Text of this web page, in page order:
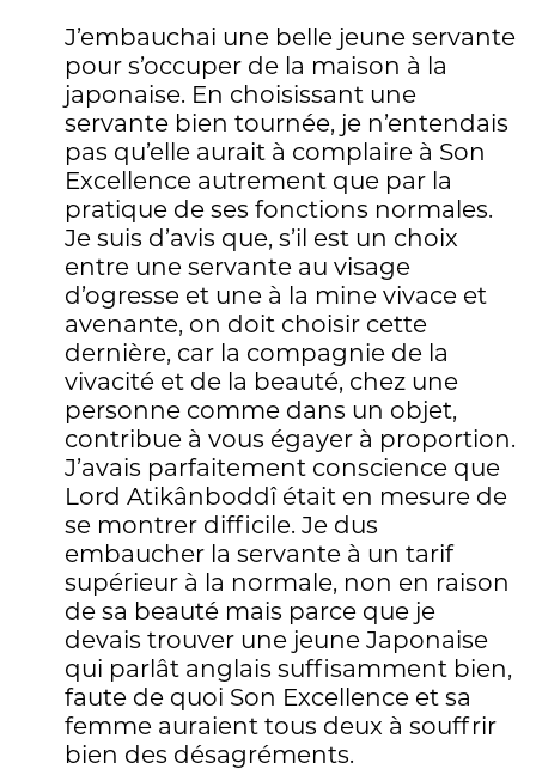
J’embauchai une belle jeune servante
pour s’occuper de la maison à la
japonaise. En choisissant une
servante bien tournée, je n’entendais
pas qu’elle aurait à complaire à Son
Excellence autrement que par la
pratique de ses fonctions normales.
Je suis d’avis que, s’il est un choix
entre une servante au visage
d’ogresse et une à la mine vivace et
avenante, on doit choisir cette
dernière, car la compagnie de la
vivacité et de la beauté, chez une
personne comme dans un objet,
contribue à vous égayer à proportion.
J’avais parfaitement conscience que
Lord Atikânboddî était en mesure de
se montrer difficile. Je dus
embaucher la servante à un tarif
supérieur à la normale, non en raison
de sa beauté mais parce que je
devais trouver une jeune Japonaise
qui parlât anglais suffisamment bien,
faute de quoi Son Excellence et sa
femme auraient tous deux à souffrir
bien des désagréments.